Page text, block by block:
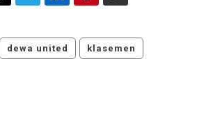
dewa united klasemen